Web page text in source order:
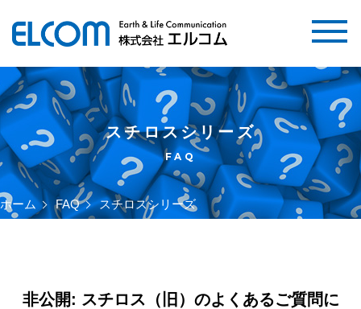
スチロスシリーズ
FAQ
ホーム FAQ スチロスシリーズ
非公開: スチロス（旧）のよくあるご質問に